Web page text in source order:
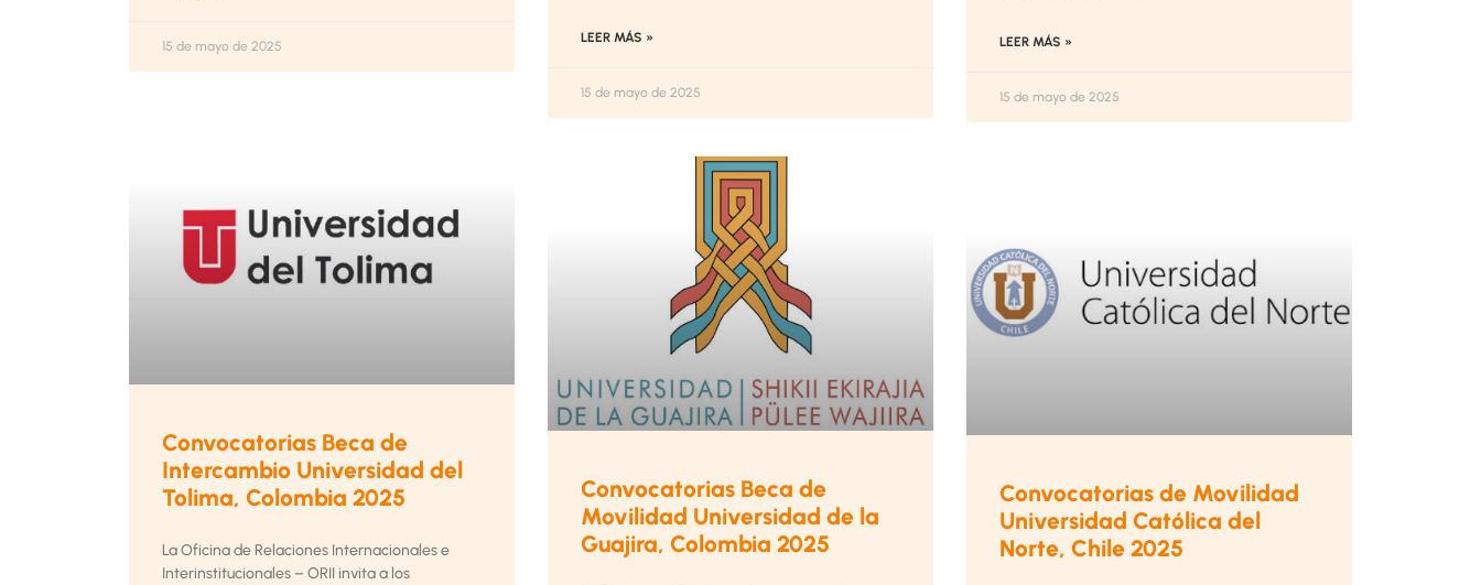
15 de mayo de 2025
LEER MÁS »
15 de mayo de 2025
LEER MÁS »
15 de mayo de 2025
Convocatorias Beca de
Intercambio Universidad del
Tolima, Colombia 2025
La Oficina de Relaciones Internacionales e
Interinstitucionales – ORII invita a los
Convocatorias Beca de
Movilidad Universidad de la
Guajira, Colombia 2025
Convocatorias de Movilidad
Universidad Católica del
Norte, Chile 2025